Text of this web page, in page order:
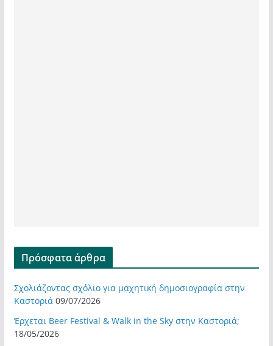
Πρόσφατα άρθρα
Σχολιάζοντας σχόλιο για μαχητική δημοσιογραφία στην
Καστοριά 09/07/2026
Έρχεται Beer Festival & Walk in the Sky στην Καστοριά;
18/05/2026